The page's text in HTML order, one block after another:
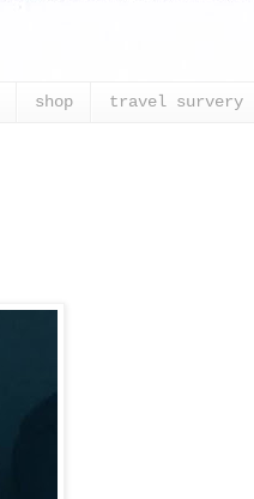
shop travel survery